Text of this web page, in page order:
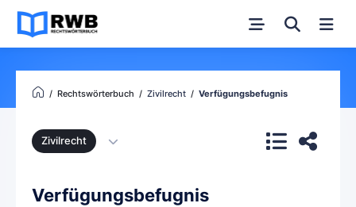
Rechtswörterbuch Zivilrecht Verfügungsbefugnis
Zivilrecht
Verfügungsbefugnis